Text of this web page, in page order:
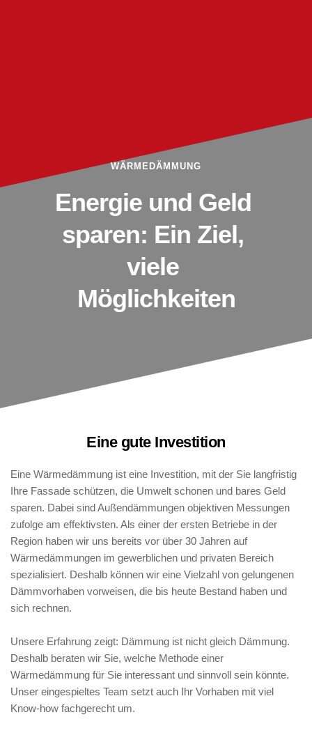
WÄRMEDÄMMUNG
Energie und Geld
sparen: Ein Ziel,
viele
Möglichkeiten
Eine gute Investition
Eine Wärmedämmung ist eine Investition, mit der Sie langfristig
Ihre Fassade schützen, die Umwelt schonen und bares Geld
sparen. Dabei sind Außendämmungen objektiven Messungen
zufolge am effektivsten. Als einer der ersten Betriebe in der
Region haben wir uns bereits vor über 30 Jahren auf
Wärmedämmungen im gewerblichen und privaten Bereich
spezialisiert. Deshalb können wir eine Vielzahl von gelungenen
Dämmvorhaben vorweisen, die bis heute Bestand haben und
sich rechnen.
Unsere Erfahrung zeigt: Dämmung ist nicht gleich Dämmung.
Deshalb beraten wir Sie, welche Methode einer
Wärmedämmung für Sie interessant und sinnvoll sein könnte.
Unser eingespieltes Team setzt auch Ihr Vorhaben mit viel
Know-how fachgerecht um.